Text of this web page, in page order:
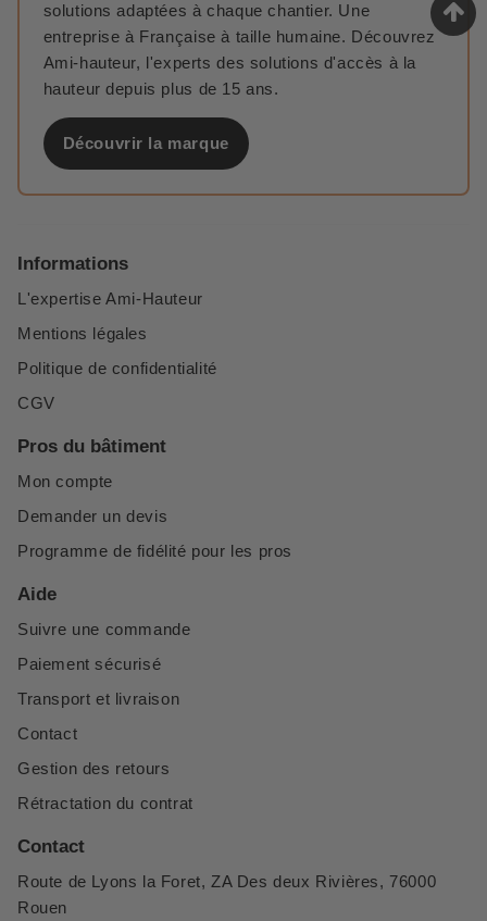
solutions adaptées à chaque chantier. Une
entreprise à Française à taille humaine. Découvrez
Ami-hauteur, l'experts des solutions d'accès à la
hauteur depuis plus de 15 ans.
Découvrir la marque
Informations
L'expertise Ami-Hauteur
Mentions légales
Politique de confidentialité
CGV
Pros du bâtiment
Mon compte
Demander un devis
Programme de fidélité pour les pros
Aide
Suivre une commande
Paiement sécurisé
Transport et livraison
Contact
Gestion des retours
Rétractation du contrat
Contact
Route de Lyons la Foret, ZA Des deux Rivières, 76000
Rouen